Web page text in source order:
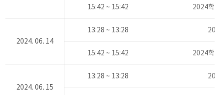
15:42 ~ 15:42 2024학
2024. 06. 14
13:28 ~ 13:28
15:42 ~ 15:42 2024학
2024. 06. 15
13:28 ~ 13:28